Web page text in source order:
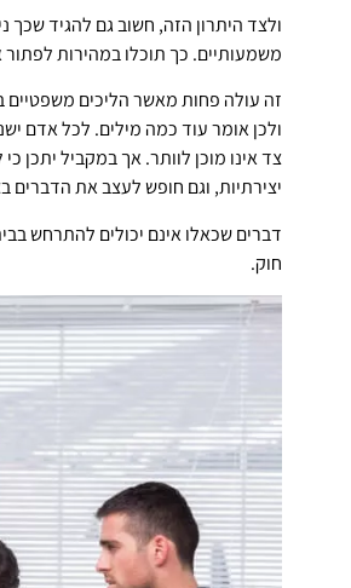
ולצד היתרון הזה, חשוב גם להגיד
משמעותיים. כך תוכלו במהירות
זה עולה פחות מאשר הליכים משפטיים
ולכן אומר עוד כמה מילים. לכל אדם
צד אינו מוכן לוותר. אך במקביל יתכן
יצירתיות, וגם חופש לעצב את
דברים שכאלו אינם יכולים להתרחש
חוק.